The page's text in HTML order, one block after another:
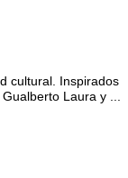
cultural. Inspirados
Laura y ...